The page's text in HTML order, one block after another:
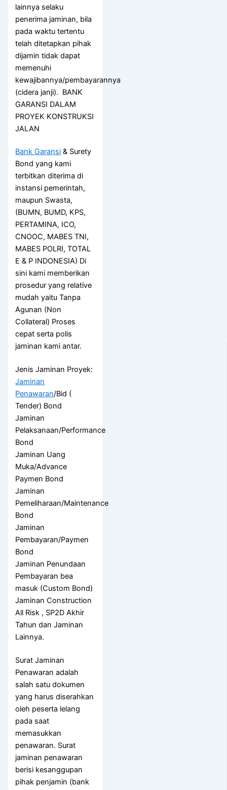
lainnya selaku
penerima jaminan, bila
pada waktu tertentu
telah ditetapkan pihak
dijamin tidak dapat
memenuhi
kewajibannya/pembayarannya
(cidera janji). BANK
GARANSI DALAM
PROYEK KONSTRUKSI
JALAN
Bank Garansi & Surety
Bond yang kami
terbitkan diterima di
instansi pemerintah,
maupun Swasta,
(BUMN, BUMD, KPS,
PERTAMINA, ICO,
CNOOC, MABES TNI,
MABES POLRI, TOTAL
E & P INDONESIA) Di
sini kami memberikan
prosedur yang relative
mudah yaitu Tanpa
Agunan (Non
Collateral) Proses
cepat serta polis
jaminan kami antar.
Jenis Jaminan Proyek:
Jaminan
Penawaran/Bid (
Tender) Bond
Jaminan
Pelaksanaan/Performance
Bond
Jaminan Uang
Muka/Advance
Paymen Bond
Jaminan
Pemeliharaan/Maintenance
Bond
Jaminan
Pembayaran/Paymen
Bond
Jaminan Penundaan
Pembayaran bea
masuk (Custom Bond)
Jaminan Construction
All Risk , SP2D Akhir
Tahun dan Jaminan
Lainnya.
Surat Jaminan
Penawaran adalah
salah satu dokumen
yang harus diserahkan
oleh peserta lelang
pada saat
memasukkan
penawaran. Surat
jaminan penawaran
berisi kesanggupan
pihak penjamin (bank